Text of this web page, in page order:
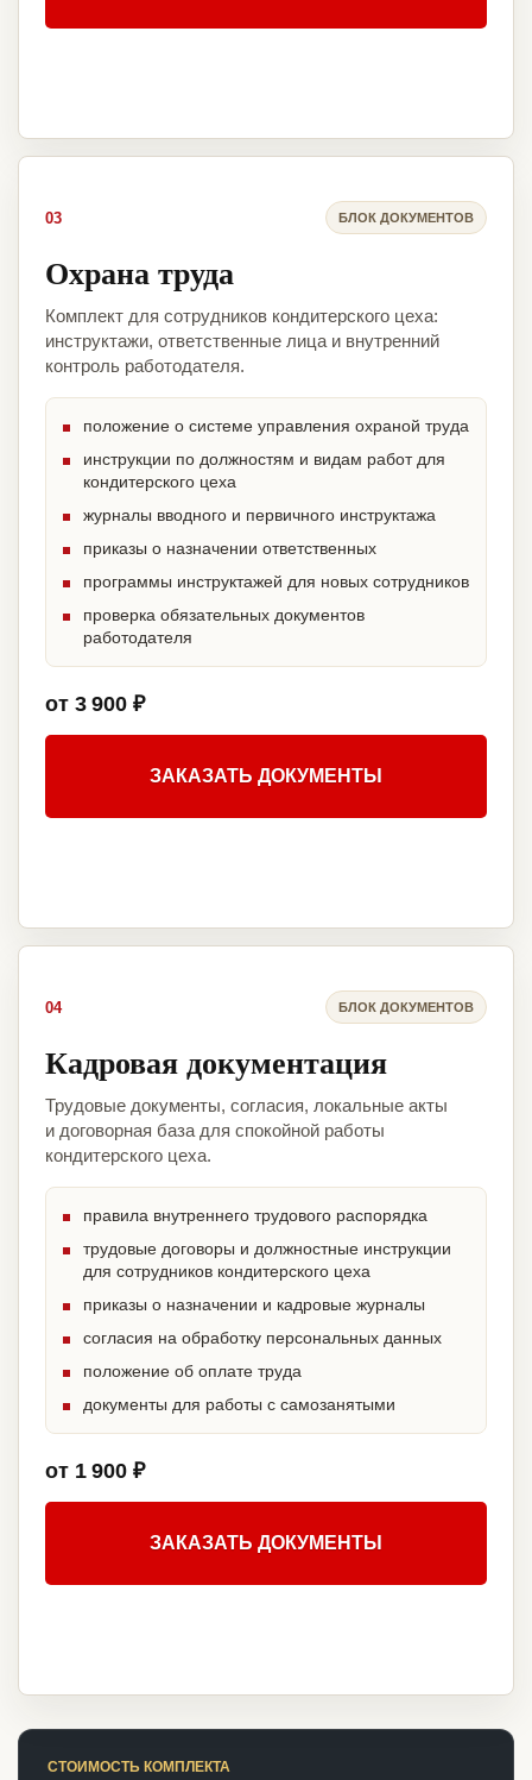
03 БЛОК ДОКУМЕНТОВ
Охрана труда
Комплект для сотрудников кондитерского цеха:
инструктажи, ответственные лица и внутренний
контроль работодателя.
положение о системе управления охраной труда
инструкции по должностям и видам работ для
кондитерского цеха
журналы вводного и первичного инструктажа
приказы о назначении ответственных
программы инструктажей для новых сотрудников
проверка обязательных документов
работодателя
от 3 900 ₽
ЗАКАЗАТЬ ДОКУМЕНТЫ
04 БЛОК ДОКУМЕНТОВ
Кадровая документация
Трудовые документы, согласия, локальные акты
и договорная база для спокойной работы
кондитерского цеха.
правила внутреннего трудового распорядка
трудовые договоры и должностные инструкции
для сотрудников кондитерского цеха
приказы о назначении и кадровые журналы
согласия на обработку персональных данных
положение об оплате труда
документы для работы с самозанятыми
от 1 900 ₽
ЗАКАЗАТЬ ДОКУМЕНТЫ
СТОИМОСТЬ КОМПЛЕКТА